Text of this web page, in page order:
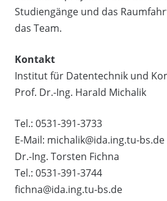
Studiengänge und das
das Team.
Kontakt
Institut für Datentechnik und
Prof. Dr.-Ing. Harald Michalik
Tel.: 0531-391-3733
E-Mail: michalik@ida.ing.tu-bs.de
Dr.-Ing. Torsten Fichna
Tel.: 0531-391-3744
fichna@ida.ing.tu-bs.de